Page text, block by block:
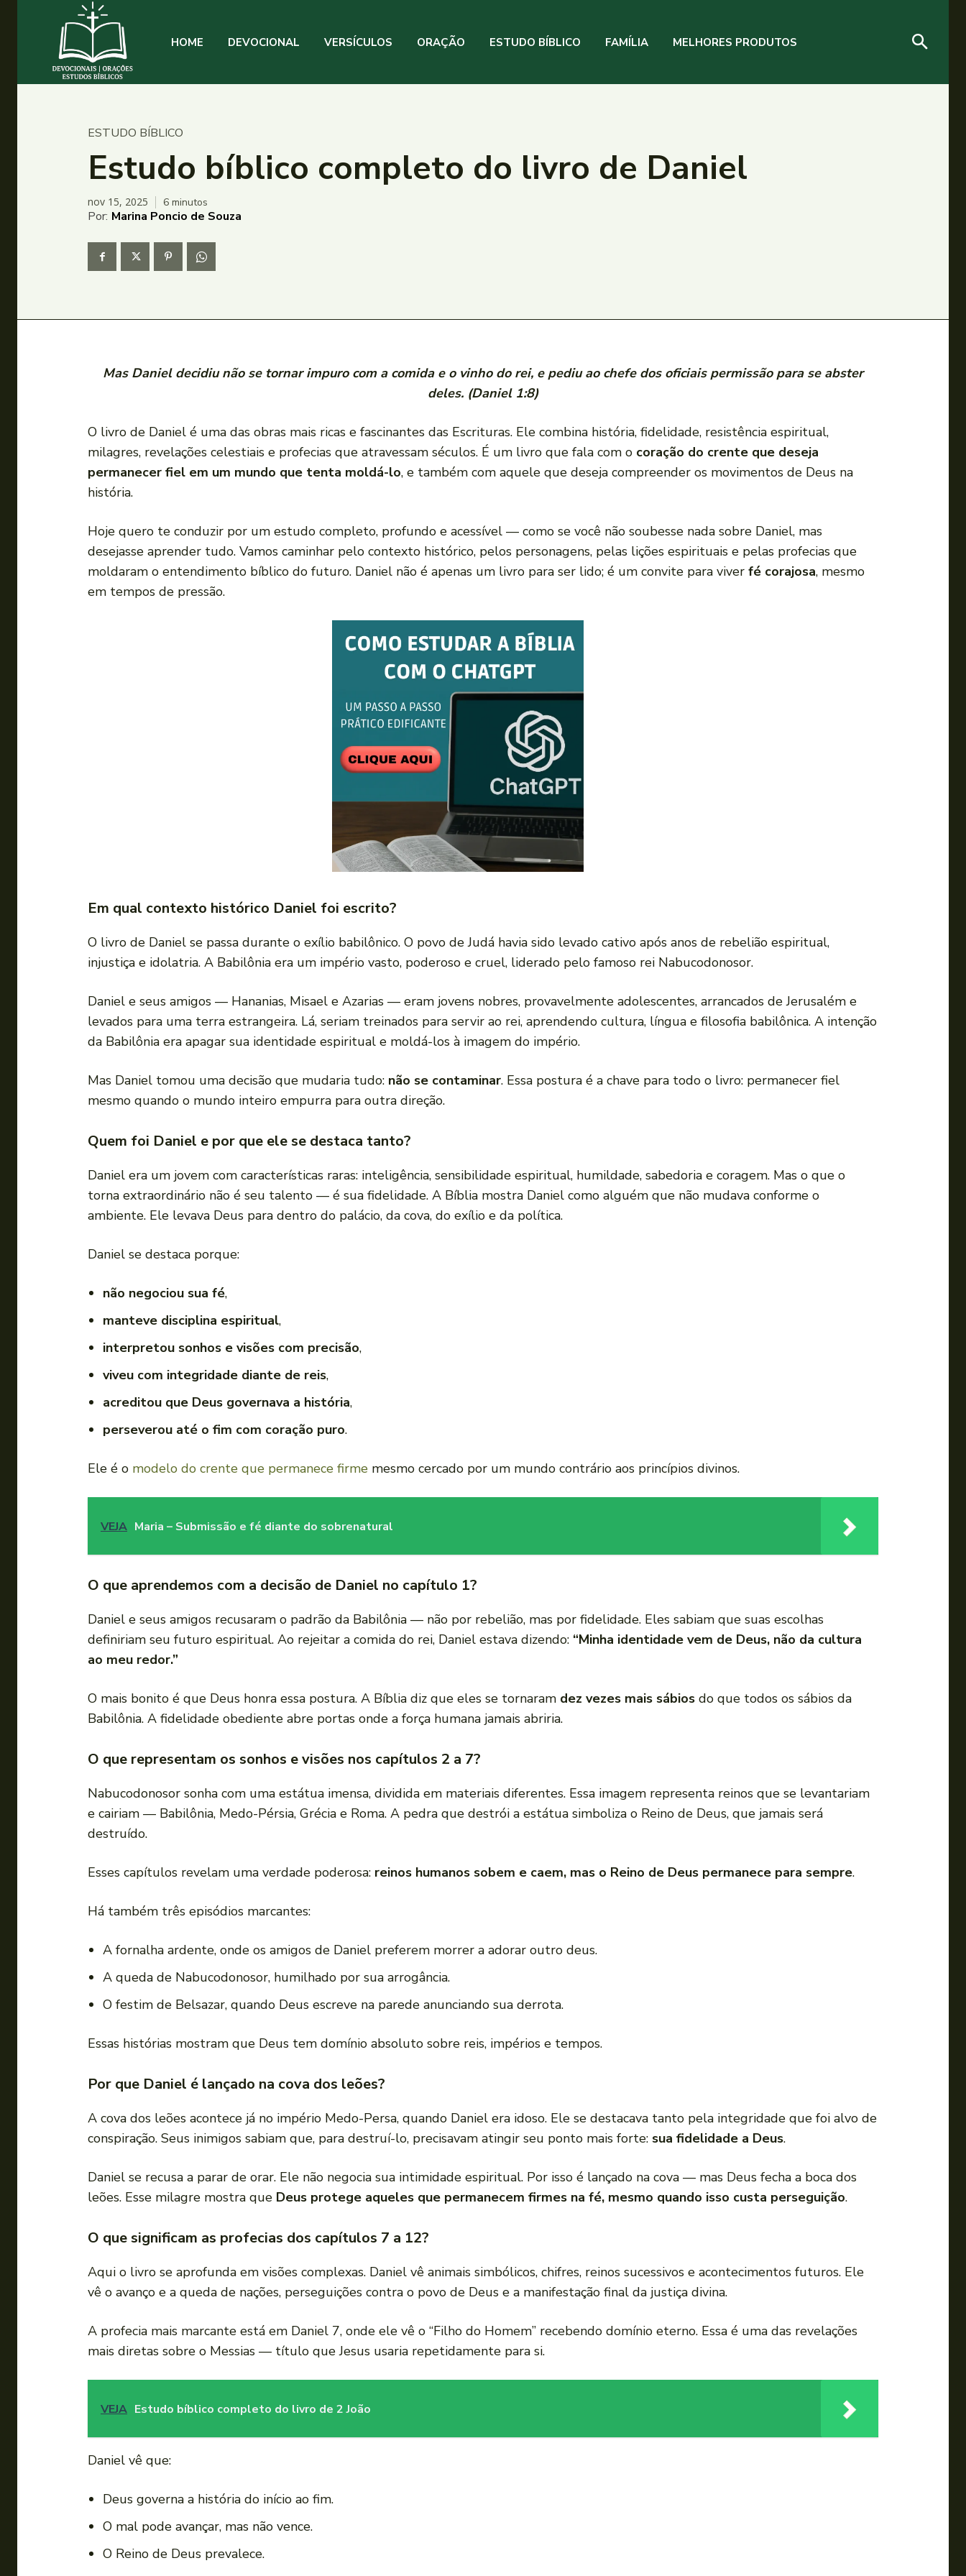
HOME DEVOCIONAL VERSÍCULOS ORAÇÃO ESTUDO BÍBLICO FAMÍLIA MELHORES PRODUTOS
ESTUDO BÍBLICO
Estudo bíblico completo do livro de Daniel
nov 15, 2025 6 minutos
Por: Marina Poncio de Souza
Mas Daniel decidiu não se tornar impuro com a comida e o vinho do rei, e pediu ao chefe dos oficiais permissão para se abster
deles. (Daniel 1:8)
O livro de Daniel é uma das obras mais ricas e fascinantes das Escrituras. Ele combina história, fidelidade, resistência espiritual,
milagres, revelações celestiais e profecias que atravessam séculos. É um livro que fala com o coração do crente que deseja
permanecer fiel em um mundo que tenta moldá-lo, e também com aquele que deseja compreender os movimentos de Deus na
história.
Hoje quero te conduzir por um estudo completo, profundo e acessível — como se você não soubesse nada sobre Daniel, mas
desejasse aprender tudo. Vamos caminhar pelo contexto histórico, pelos personagens, pelas lições espirituais e pelas profecias que
moldaram o entendimento bíblico do futuro. Daniel não é apenas um livro para ser lido; é um convite para viver fé corajosa, mesmo
em tempos de pressão.
Em qual contexto histórico Daniel foi escrito?
O livro de Daniel se passa durante o exílio babilônico. O povo de Judá havia sido levado cativo após anos de rebelião espiritual,
injustiça e idolatria. A Babilônia era um império vasto, poderoso e cruel, liderado pelo famoso rei Nabucodonosor.
Daniel e seus amigos — Hananias, Misael e Azarias — eram jovens nobres, provavelmente adolescentes, arrancados de Jerusalém e
levados para uma terra estrangeira. Lá, seriam treinados para servir ao rei, aprendendo cultura, língua e filosofia babilônica. A intenção
da Babilônia era apagar sua identidade espiritual e moldá-los à imagem do império.
Mas Daniel tomou uma decisão que mudaria tudo: não se contaminar. Essa postura é a chave para todo o livro: permanecer fiel
mesmo quando o mundo inteiro empurra para outra direção.
Quem foi Daniel e por que ele se destaca tanto?
Daniel era um jovem com características raras: inteligência, sensibilidade espiritual, humildade, sabedoria e coragem. Mas o que o
torna extraordinário não é seu talento — é sua fidelidade. A Bíblia mostra Daniel como alguém que não mudava conforme o
ambiente. Ele levava Deus para dentro do palácio, da cova, do exílio e da política.
Daniel se destaca porque:
não negociou sua fé,
manteve disciplina espiritual,
interpretou sonhos e visões com precisão,
viveu com integridade diante de reis,
acreditou que Deus governava a história,
perseverou até o fim com coração puro.
Ele é o modelo do crente que permanece firme mesmo cercado por um mundo contrário aos princípios divinos.
VEJA Maria – Submissão e fé diante do sobrenatural
O que aprendemos com a decisão de Daniel no capítulo 1?
Daniel e seus amigos recusaram o padrão da Babilônia — não por rebelião, mas por fidelidade. Eles sabiam que suas escolhas
definiriam seu futuro espiritual. Ao rejeitar a comida do rei, Daniel estava dizendo: “Minha identidade vem de Deus, não da cultura
ao meu redor.”
O mais bonito é que Deus honra essa postura. A Bíblia diz que eles se tornaram dez vezes mais sábios do que todos os sábios da
Babilônia. A fidelidade obediente abre portas onde a força humana jamais abriria.
O que representam os sonhos e visões nos capítulos 2 a 7?
Nabucodonosor sonha com uma estátua imensa, dividida em materiais diferentes. Essa imagem representa reinos que se levantariam
e cairiam — Babilônia, Medo-Pérsia, Grécia e Roma. A pedra que destrói a estátua simboliza o Reino de Deus, que jamais será
destruído.
Esses capítulos revelam uma verdade poderosa: reinos humanos sobem e caem, mas o Reino de Deus permanece para sempre.
Há também três episódios marcantes:
A fornalha ardente, onde os amigos de Daniel preferem morrer a adorar outro deus.
A queda de Nabucodonosor, humilhado por sua arrogância.
O festim de Belsazar, quando Deus escreve na parede anunciando sua derrota.
Essas histórias mostram que Deus tem domínio absoluto sobre reis, impérios e tempos.
Por que Daniel é lançado na cova dos leões?
A cova dos leões acontece já no império Medo-Persa, quando Daniel era idoso. Ele se destacava tanto pela integridade que foi alvo de
conspiração. Seus inimigos sabiam que, para destruí-lo, precisavam atingir seu ponto mais forte: sua fidelidade a Deus.
Daniel se recusa a parar de orar. Ele não negocia sua intimidade espiritual. Por isso é lançado na cova — mas Deus fecha a boca dos
leões. Esse milagre mostra que Deus protege aqueles que permanecem firmes na fé, mesmo quando isso custa perseguição.
O que significam as profecias dos capítulos 7 a 12?
Aqui o livro se aprofunda em visões complexas. Daniel vê animais simbólicos, chifres, reinos sucessivos e acontecimentos futuros. Ele
vê o avanço e a queda de nações, perseguições contra o povo de Deus e a manifestação final da justiça divina.
A profecia mais marcante está em Daniel 7, onde ele vê o “Filho do Homem” recebendo domínio eterno. Essa é uma das revelações
mais diretas sobre o Messias — título que Jesus usaria repetidamente para si.
VEJA Estudo bíblico completo do livro de 2 João
Daniel vê que:
Deus governa a história do início ao fim.
O mal pode avançar, mas não vence.
O Reino de Deus prevalece.